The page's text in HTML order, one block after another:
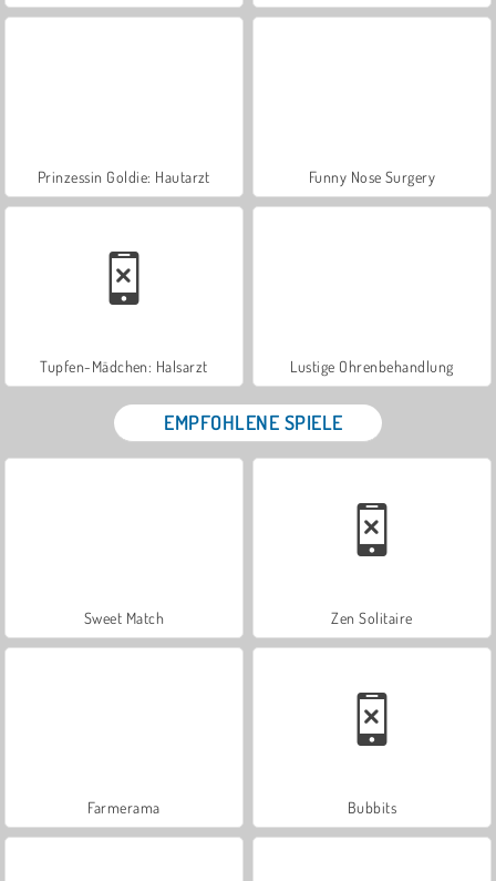
Prinzessin Goldie: Hautarzt Funny Nose Surgery
Tupfen-Mädchen: Halsarzt Lustige Ohrenbehandlung
EMPFOHLENE SPIELE
Sweet Match Zen Solitaire
Farmerama Bubbits